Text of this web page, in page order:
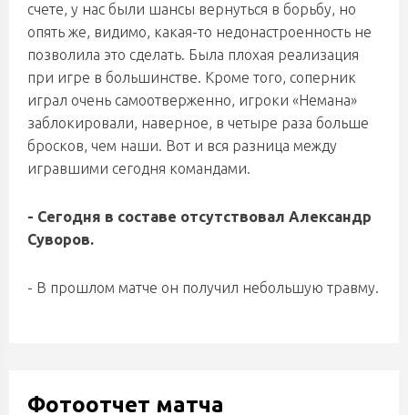
счете, у нас были шансы вернуться в борьбу, но
опять же, видимо, какая-то недонастроенность не
позволила это сделать. Была плохая реализация
при игре в большинстве. Кроме того, соперник
играл очень самоотверженно, игроки «Немана»
заблокировали, наверное, в четыре раза больше
бросков, чем наши. Вот и вся разница между
игравшими сегодня командами.
- Сегодня в составе отсутствовал Александр
Суворов.
- В прошлом матче он получил небольшую травму.
Фотоотчет матча